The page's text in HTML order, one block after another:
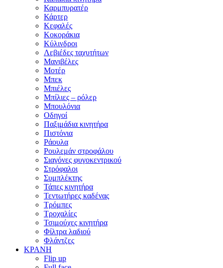
Καρμπυρατέρ
Κάρτερ
Κεφαλές
Κοκοράκια
Κύλινδροι
Λεβιέδες ταχυτήτων
Μανιβέλες
Μοτέρ
Μπεκ
Μπιέλες
Μπίλιες – ρόλερ
Μπουλόνια
Οδηγοί
Παξιμάδια κινητήρα
Πιστόνια
Ράουλα
Ρουλεμάν στροφάλου
Σιαγόνες φυγοκεντρικού
Στρόφαλοι
Συμπλέκτης
Τάπες κινητήρα
Τεντωτήρες καδένας
Τρόμπες
Τροχαλίες
Τσιμούχες κινητήρα
Φίλτρα λαδιού
Φλάντζες
ΚΡΑΝΗ
Flip up